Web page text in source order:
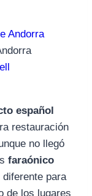
español
restauración
no llegó
faraónico
para
de los lugares